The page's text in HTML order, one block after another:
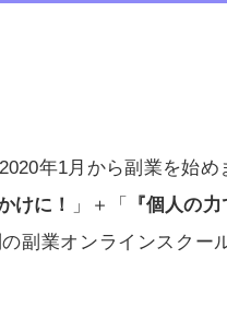
年1月から副業を始め
けに！
」＋「 『個人の
副業オンラインスクー